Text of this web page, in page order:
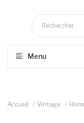
Menu
Accueil Vintage